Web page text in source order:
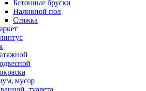
Бетонные бруски
Наливной пол
Стяжка
мусор
туалета